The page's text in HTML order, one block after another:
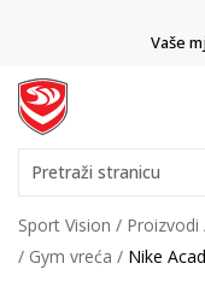
Vaše
Pretraži stranicu
Sport Vision Proizvodi
Gym vreća
Nike